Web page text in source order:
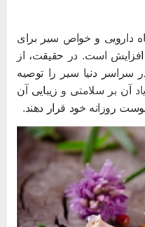
و خواص سیر برای
است. در حقیقت، از
دنیا سیر را توصیه
بر سلامتی و زیبایی آن
روزانه خود قرار دهند.